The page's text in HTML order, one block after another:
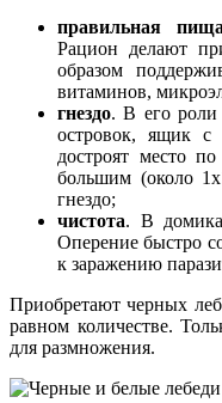
правильная пища
Рацион делают
образом
витаминов,
гнездо. В его роли
островок, ящик
достроят место
большим (около
гнездо;
чистота. В
Оперение быстро
к заражению
Приобретают черных
равном количестве.
для размножения.